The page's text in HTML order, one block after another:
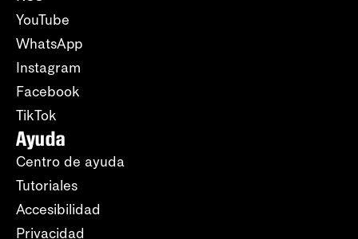
YouTube
WhatsApp
Instagram
Facebook
TikTok
Ayuda
Centro de ayuda
Tutoriales
Accesibilidad
Privacidad